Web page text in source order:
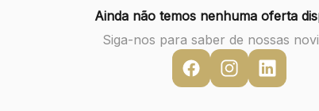
Ainda não temos nenhuma oferta
Siga-nos para saber de nossas